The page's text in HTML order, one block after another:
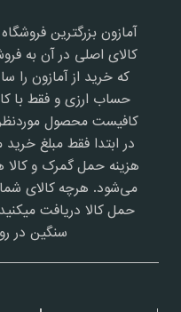
آمازون بزرگترین
کالای اصلی در آن به
که خرید از آمازون را
حساب ارزی و فقط با
کافیست محصول
در ابتدا فقط مبلغ
هزینه حمل گمرک و کالا
می‌شود. هرچه کالای
حمل کالا دریافت
سنگین در